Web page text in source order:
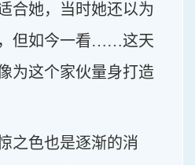
合她，当时她还以为
但如今一看……这天
为这个家伙量身打造
之色也是逐渐的消